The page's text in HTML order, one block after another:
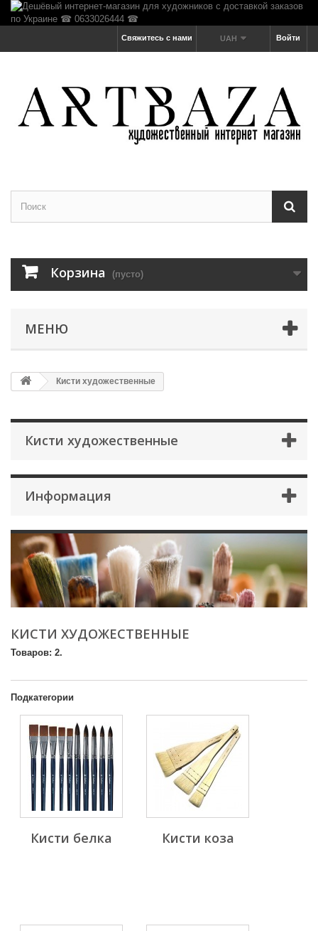
Войти
UAH
Свяжитесь с нами
Корзина (пусто)
МЕНЮ
Кисти художественные
Кисти художественные
Информация
КИСТИ ХУДОЖЕСТВЕННЫЕ
Товаров: 2.
Подкатегории
Кисти белка Кисти коза